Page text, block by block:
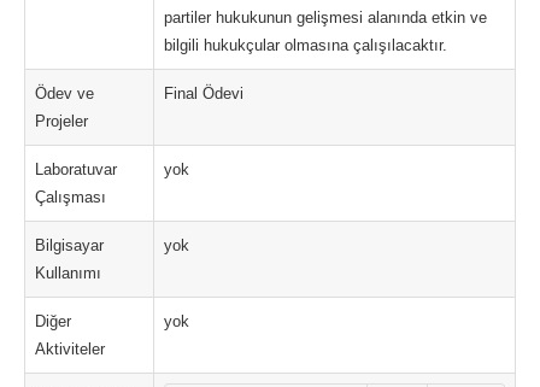
partiler hukukunun gelişmesi alanında etkin ve
bilgili hukukçular olmasına çalışılacaktır.
Ödev ve
Projeler
Final Ödevi
Laboratuvar
Çalışması
yok
Bilgisayar
Kullanımı
yok
Diğer
Aktiviteler
yok